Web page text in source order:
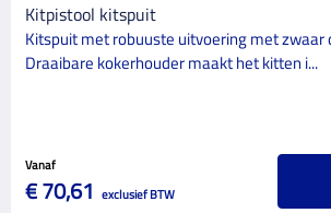
Kitpistool kitspuit
Kitspuit met robuuste uitvoering met
Draaibare kokerhouder maakt het kitten i...
Vanaf
€ 70,61 exclusief BTW